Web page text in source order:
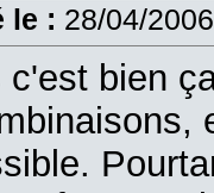
le : 28/04/
c'est bien